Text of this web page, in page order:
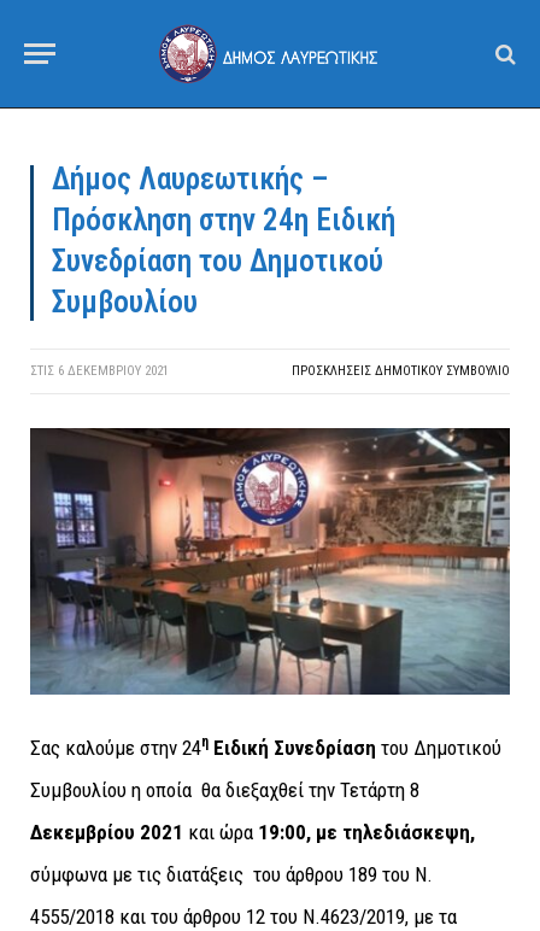
Δήμος Λαυρεωτικής –
Πρόσκληση στην 24η Ειδική
Συνεδρίαση του Δημοτικού
Συμβουλίου
ΣΤΙΣ 6 ΔΕΚΕΜΒΡΊΟΥ 2021 ΠΡΟΣΚΛΉΣΕΙΣ ΔΗΜΟΤΙΚΟΎ ΣΥΜΒΟΎΛΙΟ
Σας καλούμε στην 24η Ειδική Συνεδρίαση του Δημοτικού
Συμβουλίου η οποία θα διεξαχθεί την Τετάρτη 8
Δεκεμβρίου 2021 και ώρα 19:00, με τηλεδιάσκεψη,
σύμφωνα με τις διατάξεις του άρθρου 189 του Ν.
4555/2018 και του άρθρου 12 του Ν.4623/2019, με τα